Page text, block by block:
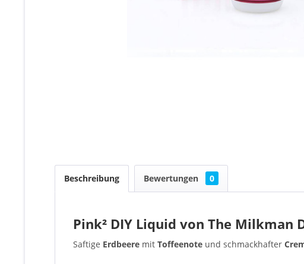
Beschreibung Bewertungen 0
Pink² DIY Liquid von The Milkman
Saftige Erdbeere mit Toffeenote und schmackhafter